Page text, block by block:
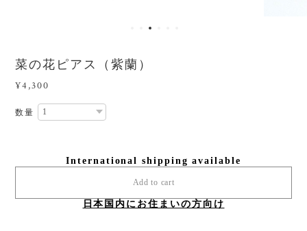
菜の花ピアス（紫蘭）
¥4,300
数量
International shipping available
Add to cart
日本国内にお住まいの方向け